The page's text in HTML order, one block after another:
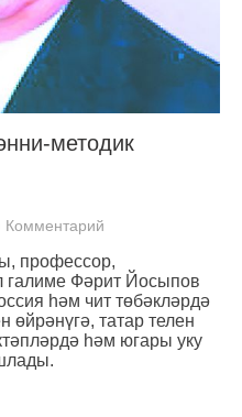
методик
Комментарий
профессор,
галиме Фәрит Йосыпов
һәм чит төбәкләрдә
өйрәнүгә, татар телен
һәм югары уку